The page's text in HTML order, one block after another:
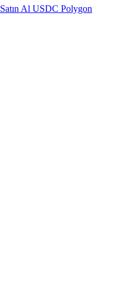
Satın Al USDC Polygon